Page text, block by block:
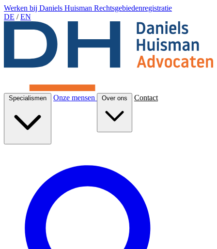
Werken bij Daniels Huisman Rechtsgebiedenregistratie
DE / EN
Specialismen Onze mensen Over ons Contact